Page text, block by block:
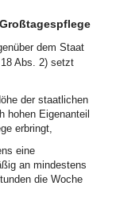
dem Staat
Abs. 2) setzt
der staatlichen
hohen Eigenanteil
erbringt,
eine
an mindestens
die Woche